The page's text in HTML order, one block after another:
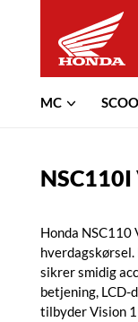
MC
Honda
sikrer smidig
betjening, LCD-
tilbyder Vision